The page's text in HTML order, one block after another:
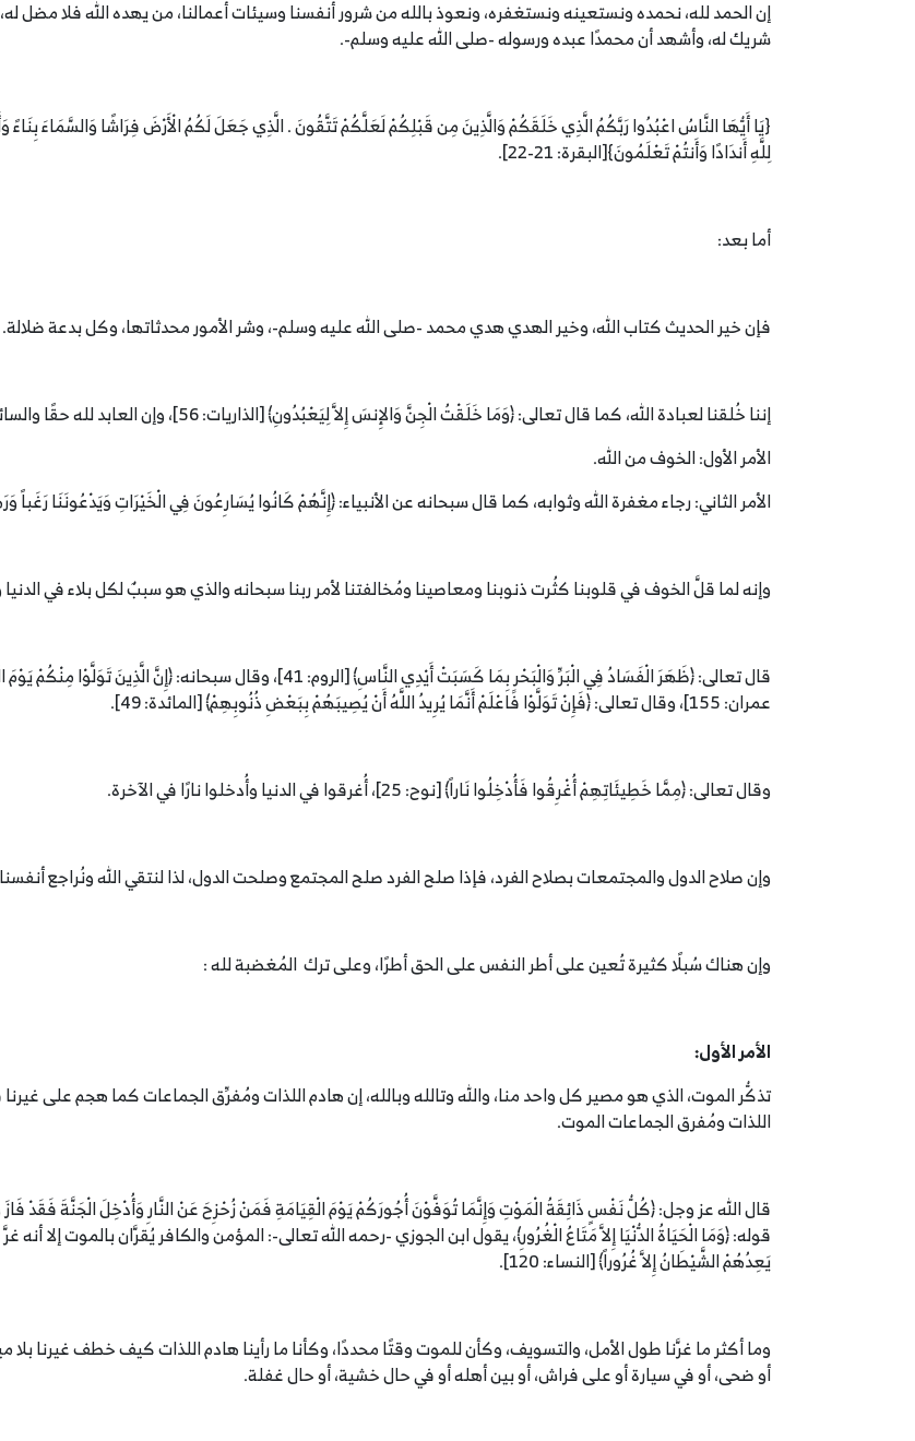
إن الحمد لله، نحمده ونستعينه ونستغفره، ونعوذ بالله من شرور أنفسنا وسيئات أعمالنا، من يهده الله فلا مضل
شريك له، وأشهد أن محمدًا عبده ورسوله -صلى الله عليه وسلم-.
{يَا أَيُّهَا النَّاسُ اعْبُدُوا رَبَّكُمُ الَّذِي خَلَقَكُمْ وَالَّذِينَ مِن قَبْلِكُمْ لَعَلَّكُمْ تَتَّقُونَ . الَّذِي جَعَلَ لَكُمُ الْأَرْضَ فِرَاشًا وَالسَّمَاءَ بِنَاءً
لِلَّهِ أَندَادًا وَأَنتُمْ تَعْلَمُونَ}[البقرة: 21-22].
أما بعد:
فإن خير الحديث كتاب الله، وخير الهدي هدي محمد -صلى الله عليه وسلم-، وشر الأمور محدثاتها، وكل بدعة ضلالة.
إننا خُلقنا لعبادة الله، كما قال تعالى: ﴿وَمَا خَلَقْتُ الْجِنَّ وَالإِنسَ إِلاَّ لِيَعْبُدُونِ﴾ [الذاريات: 56]، وإن العابد لله حقًا والسائر على ما يريد الله صدقًا لابد أن يسير بطريق جامع بين أمرين:
الأمر الأول: الخوف من الله.
الأمر الثاني: رجاء مغفرة الله وثوابه، كما قال سبحانه عن الأنبياء: ﴿إِنَّهُمْ كَانُوا يُسَارِعُونَ فِي الْخَيْرَاتِ وَيَدْعُونَنَا رَغَباً
وإنه لما قلَّ الخوف في قلوبنا كثُرت ذنوبنا ومعاصينا ومُخالفتنا لأمر ربنا سبحانه والذي هو سببٌ لكل بلاء في
قال تعالى: ﴿ظَهَرَ الْفَسَادُ فِي الْبَرِّ وَالْبَحْرِ بِمَا كَسَبَتْ أَيْدِي النَّاسِ﴾
عمران: 155]، وقال تعالى: ﴿فَإِنْ تَوَلَّوْا فَاعْلَمْ أَنَّمَا يُرِيدُ اللَّهُ أَنْ يُصِيبَهُمْ بِبَعْضِ ذُنُوبِهِمْ﴾ [المائدة: 49].
وقال تعالى: ﴿مِمَّا خَطِيئَاتِهِمْ أُغْرِقُوا فَأُدْخِلُوا نَاراً﴾ [نوح: 25]، أُغرقوا في الدنيا وأُدخلوا نارًا في الآخرة.
وإن صلاح الدول والمجتمعات بصلاح الفرد، فإذا صلح الفرد صلح المجتمع وصلحت الدول، لذا لنتقي الله ونُراجع
وإن هناك سُبلًا كثيرة تُعين على أطر النفس على الحق أطرًا، وعلى ترك المُغضبة لله :
الأمر الأول:
تذكُّر الموت، الذي هو مصير كل واحد منا، والله وتالله وبالله، إن هادم اللذات ومُفرِّق الجماعات كما هجم على
اللذات ومُفرق الجماعات الموت.
قوله: ﴿وَمَا الْحَيَاةُ الدُّنْيَا إِلاَّ مَتَاعُ الْغُرُورِ﴾، يقول ابن الجوزي -رحمه الله تعالى-: المؤمن والكافر يُقرَّان بالموت إلا
يَعِدُهُمْ الشَّيْطَانُ إِلاَّ غُرُوراً﴾ [النساء: 120].
وما أكثر ما غرَّنا طول الأمل، والتسويف، وكأن للموت وقتًا محددًا، وكأنا ما رأينا هادم اللذات كيف خطف غيرنا بلا
أو ضحى، أو في سيارة أو على فراش، أو بين أهله أو في حال خشية، أو حال غفلة.